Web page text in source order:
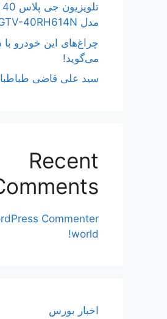
مدل GTV-40RH614N
چراغ‌های این خودرو
می‌گوید!
سید علی قاضی
Recent
Commenter
world!
اخبار بورس